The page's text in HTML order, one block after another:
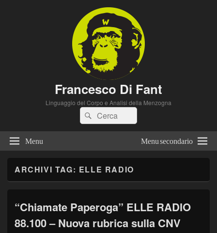
Francesco Di Fant
Linguaggio del Corpo e Analisi della Menzogna
Cerca:Cerca
Menu Menu secondario
ARCHIVI TAG: ELLE RADIO
“Chiamate Paperoga” ELLE RADIO
88.100 – Nuova rubrica sulla CNV